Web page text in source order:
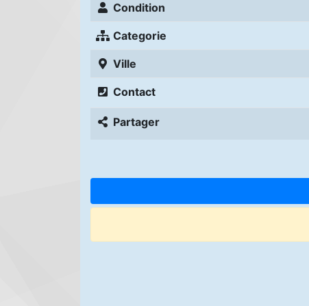
Condition
Categorie
Ville
Contact
Partager